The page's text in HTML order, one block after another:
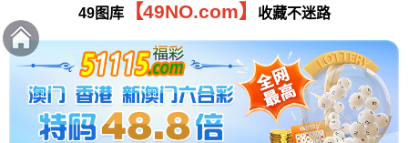
49图库【49NO.com】 收藏不迷路